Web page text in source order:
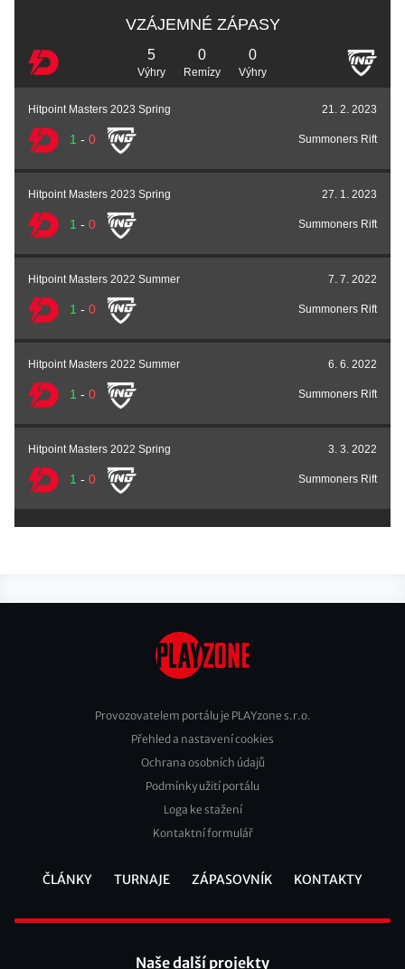
VZÁJEMNÉ ZÁPASY
5
Výhry
0
Remízy
0
Výhry
Hitpoint Masters 2023 Spring 21. 2. 2023
1 - 0 Summoners Rift
Hitpoint Masters 2023 Spring 27. 1. 2023
1 - 0 Summoners Rift
Hitpoint Masters 2022 Summer 7. 7. 2022
1 - 0 Summoners Rift
Hitpoint Masters 2022 Summer 6. 6. 2022
1 - 0 Summoners Rift
Hitpoint Masters 2022 Spring 3. 3. 2022
1 - 0 Summoners Rift
Footer
Provozovatelem portálu je PLAYzone s.r.o.
Přehled a nastavení cookies
Ochrana osobních údajů
Podmínky užití portálu
Loga ke stažení
Kontaktní formulář
ČLÁNKY TURNAJE ZÁPASOVNÍK KONTAKTY
Naše další projekty